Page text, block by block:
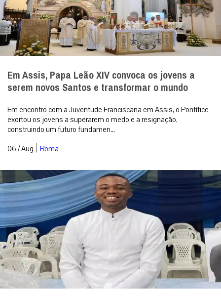
Em Assis, Papa Leão XIV convoca os jovens a
serem novos Santos e transformar o mundo
Em encontro com a Juventude Franciscana em Assis, o Pontífice
exortou os jovens a superarem o medo e a resignação,
construindo um futuro fundamen...
06 / Aug | Roma